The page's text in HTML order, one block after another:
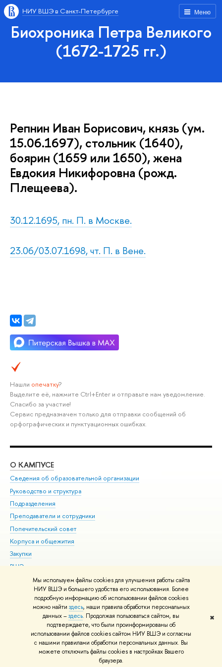
Мы используем файлы cookies для улучшения работы сайта
НИУ ВШЭ и большего удобства его использования. Более
подробную информацию об использовании файлов cookies
можно найти здесь, наши правила обработки персональных
данных –здесь. Продолжая пользоваться сайтом, вы
подтверждаете, что были проинформированы об
использовании файлов cookies сайтом НИУ ВШЭ и согласны
с нашими правилами обработки персональных данных. Вы
можете отключить файлы cookies в настройках Вашего
браузера.
✖
Меню
НИУ ВШЭ в Санкт-Петербурге
Биохроника Петра Великого
(1672-1725 гг.)
Репнин Иван Борисович, князь (ум.
15.06.1697), стольник (1640),
боярин (1659 или 1650), жена
Евдокия Никифоровна (рожд.
Плещеева).
30.12.1695, пн. П. в Москве.
23.06/03.07.1698, чт. П. в Вене.
Нашли опечатку?
Выделите её, нажмите Ctrl+Enter и отправьте нам уведомление.
Спасибо за участие!
Сервис предназначен только для отправки сообщений об
орфографических и пунктуационных ошибках.
О КАМПУСЕ
Сведения об образовательной организации
Руководство и структура
Подразделения
Преподаватели и сотрудники
Попечительский совет
Корпуса и общежития
Закупки
ВШЭ для студентов с ограниченными возможностями
здоровья и инвалидностью
Версия для слабовидящих
Единая платежная страница
© НИУ ВШЭ 1993–2026 Адреса и контакты Условия использования
материалов Политика конфиденциальности Карта сайта
Шрифты HSE Sans и HSE Slab разработаны вШколе дизайна НИУ ВШЭ